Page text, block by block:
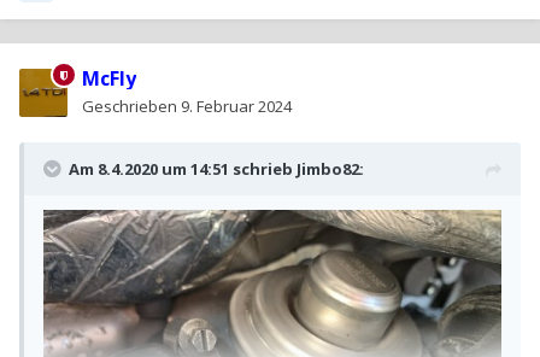
McFly
Geschrieben 9. Februar 2024
Am 8.4.2020 um 14:51 schrieb Jimbo82: